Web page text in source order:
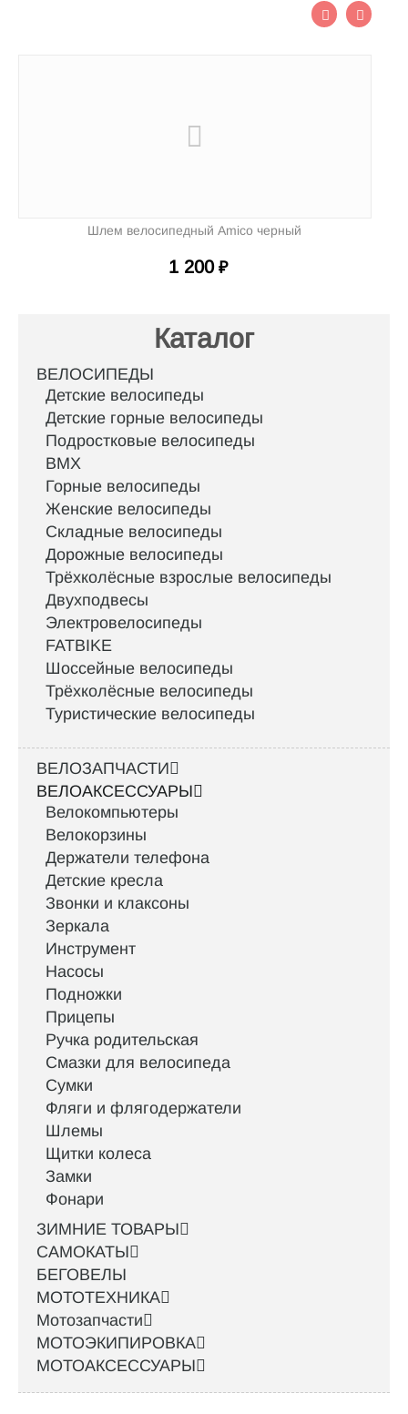
Шлем велосипедный Amico черный
1 200 ₽
Каталог
ВЕЛОСИПЕДЫ
Детские велосипеды
Детские горные велосипеды
Подростковые велосипеды
BMX
Горные велосипеды
Женские велосипеды
Складные велосипеды
Дорожные велосипеды
Трёхколёсные взрослые велосипеды
Двухподвесы
Электровелосипеды
FATBIKE
Шоссейные велосипеды
Трёхколёсные велосипеды
Туристические велосипеды
ВЕЛОЗАПЧАСТИ
ВЕЛОАКСЕССУАРЫ
Велокомпьютеры
Велокорзины
Держатели телефона
Детские кресла
Звонки и клаксоны
Зеркала
Инструмент
Насосы
Подножки
Прицепы
Ручка родительская
Смазки для велосипеда
Сумки
Фляги и флягодержатели
Шлемы
Щитки колеса
Замки
Фонари
ЗИМНИЕ ТОВАРЫ
САМОКАТЫ
БЕГОВЕЛЫ
МОТОТЕХНИКА
Мотозапчасти
МОТОЭКИПИРОВКА
МОТОАКСЕССУАРЫ